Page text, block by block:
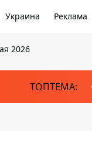
Украина Реклама
2026
ТОПТЕМА: